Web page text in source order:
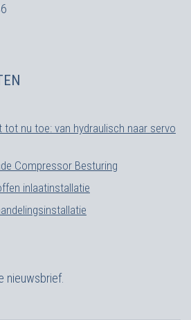
nu toe: van hydraulisch naar servo
Compressor Besturing
inlaatinstallatie
nieuwsbrief.